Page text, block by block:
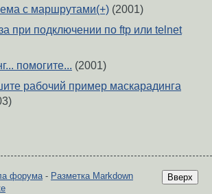
с маршрутами(+) (2001)
при подключении по ftp или telnet
помогите... (2001)
рабочий пример маскарадинга
Вверх
форума- Разметка Markdown